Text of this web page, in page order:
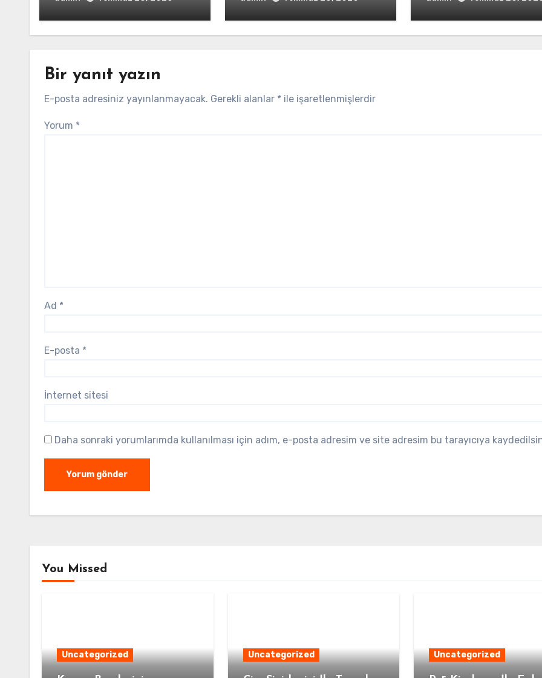
Bir yanıt yazın
E-posta adresiniz yayınlanmayacak. Gerekli alanlar * ile işaretlenmişlerdir
Yorum *
Ad *
E-posta *
İnternet sitesi
Daha sonraki yorumlarımda kullanılması için adım, e-posta adresim ve site adresim bu tarayıcıya
You Missed
Uncategorized Uncategorized Uncategorized